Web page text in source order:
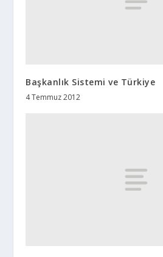
Başkanlık Sistemi ve Türkiye
4 Temmuz 2012